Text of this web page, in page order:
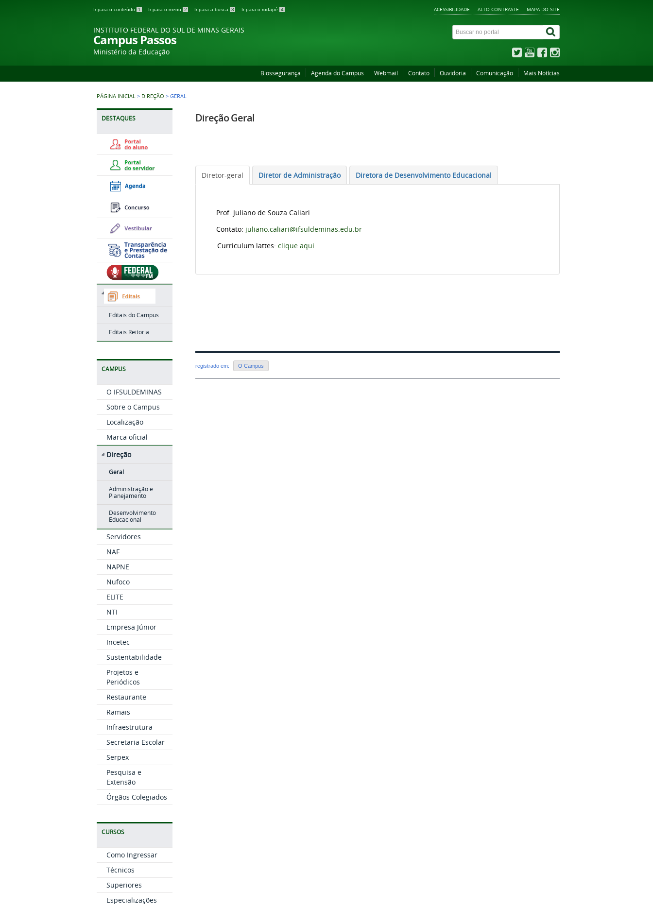
Ir para o conteúdo 1 Ir para o menu 2 Ir para a busca 3 Ir para o rodapé 4 ACESSIBILIDADE ALTO CONTRASTE MAPA DO SITE
INSTITUTO FEDERAL DO SUL DE MINAS GERAIS
Campus Passos
Ministério da Educação
Biossegurança Agenda do Campus Webmail Contato Ouvidoria Comunicação Mais Notícias
PÁGINA INICIAL > DIREÇÃO > GERAL
DESTAQUES
Editais do Campus
Editais Reitoria
CAMPUS
O IFSULDEMINAS
Sobre o Campus
Localização
Marca oficial
Direção
Geral
Administração e
Planejamento
Desenvolvimento
Educacional
Servidores
NAF
NAPNE
Nufoco
ELITE
NTI
Empresa Júnior
Incetec
Sustentabilidade
Projetos e
Periódicos
Restaurante
Ramais
Infraestrutura
Secretaria Escolar
Serpex
Pesquisa e
Extensão
Órgãos Colegiados
CURSOS
Como Ingressar
Técnicos
Superiores
Especializações
Direção Geral
Diretor-geral Diretor de Administração Diretora de Desenvolvimento Educacional
Prof. Juliano de Souza Caliari
Contato: juliano.caliari@ifsuldeminas.edu.br
Curriculum lattes: clique aqui
registrado em: O Campus